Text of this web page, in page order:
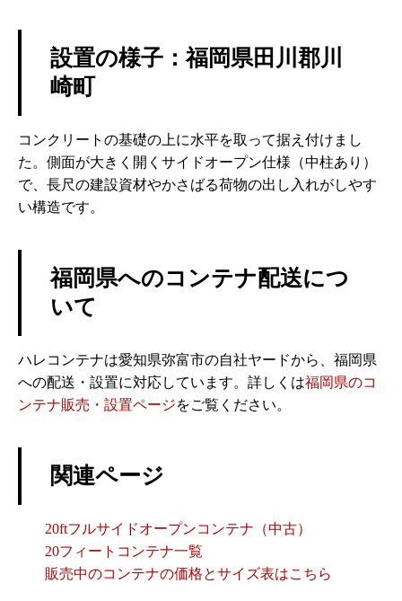
設置の様子：福岡県田川郡川
崎町
コンクリートの基礎の上に水平を取って据え付けまし
た。側面が大きく開くサイドオープン仕様（中柱あり）
で、長尺の建設資材やかさばる荷物の出し入れがしやす
い構造です。
福岡県へのコンテナ配送につ
いて
ハレコンテナは愛知県弥富市の自社ヤードから、福岡県
への配送・設置に対応しています。詳しくは福岡県のコ
ンテナ販売・設置ページをご覧ください。
関連ページ
20ftフルサイドオープンコンテナ（中古）
20フィートコンテナ一覧
販売中のコンテナの価格とサイズ表はこちら